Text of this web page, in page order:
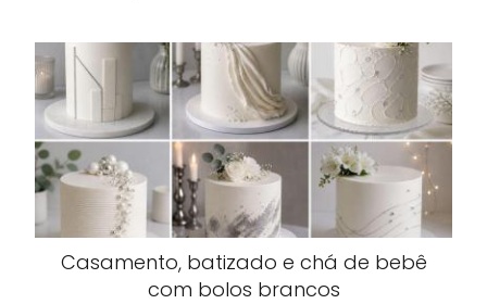
Casamento, batizado e chá de bebê
com bolos brancos